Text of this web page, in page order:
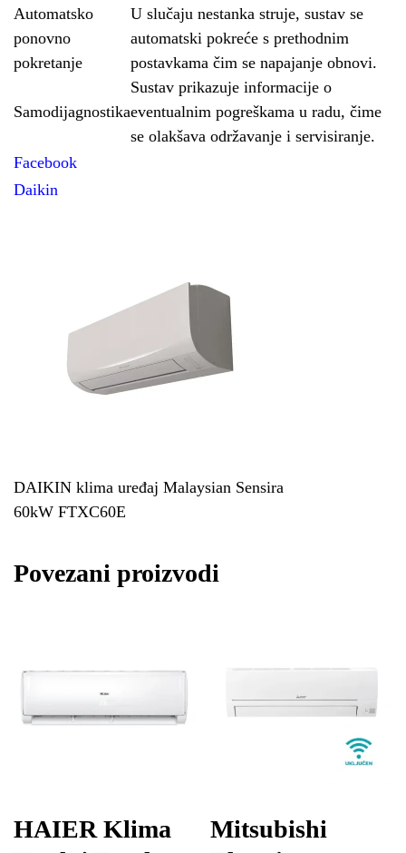
Automatsko
ponovno
pokretanje
U slučaju nestanka struje, sustav se
automatski pokreće s prethodnim
postavkama čim se napajanje obnovi.
Samodijagnostika
Sustav prikazuje informacije o
eventualnim pogreškama u radu, čime
se olakšava održavanje i servisiranje.
Facebook
Daikin
DAIKIN klima uređaj Malaysian Sensira
60kW FTXC60E
Povezani proizvodi
HAIER Klima
Mitsubishi